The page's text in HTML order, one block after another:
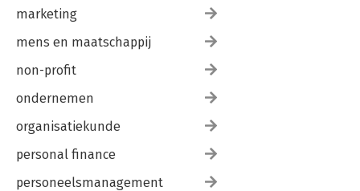
marketing
mens en maatschappij
non-profit
ondernemen
organisatiekunde
personal finance
personeelsmanagement